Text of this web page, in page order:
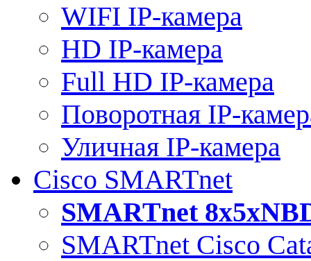
WIFI IP-камера
HD IP-камера
Full HD IP-камера
Поворотная IP-
Уличная IP-камера
Cisco SMARTnet
SMARTnet
SMARTnet Cisco